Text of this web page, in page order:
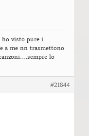
ho visto pure i
a me nn trasmettono
lo
#21844